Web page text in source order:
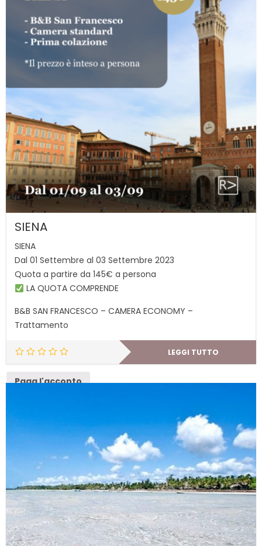
SIENA
SIENA
Dal 01 Settembre al 03 Settembre 2023
Quota a partire da 145€ a persona
LA QUOTA COMPRENDE
B&B SAN FRANCESCO – CAMERA ECONOMY –
Trattamento
LEGGI TUTTO
Paga l'acconto